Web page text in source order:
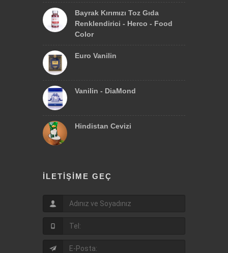
Bayrak Kırımızı Toz Gıda
Renklendirici - Herco - Food
Color
Euro Vanilin
Vanilin - DiaMond
Hindistan Cevizi
İLETIŞIME GEÇ